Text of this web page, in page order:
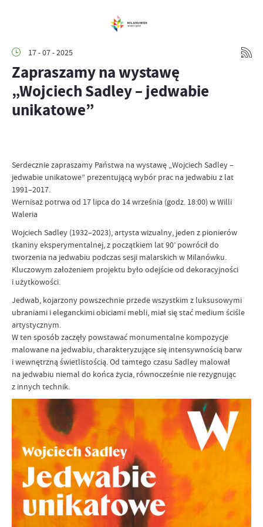
17 - 07 - 2025
Zapraszamy na wystawę
„Wojciech Sadley – jedwabie
unikatowe”
Serdecznie zapraszamy Państwa na wystawę „Wojciech Sadley –
jedwabie unikatowe” prezentującą wybór prac na jedwabiu z lat
1991–2017.
Wernisaż potrwa od 17 lipca do 14 września (godz. 18:00) w Willi
Waleria
Wojciech Sadley (1932–2023), artysta wizualny, jeden z pionierów
tkaniny eksperymentalnej, z początkiem lat 90’ powrócił do
tworzenia na jedwabiu podczas sesji malarskich w Milanówku.
Kluczowym założeniem projektu było odejście od dekoracyjności
i użytkowości.
Jedwab, kojarzony powszechnie przede wszystkim z luksusowymi
ubraniami i eleganckimi obiciami mebli, miał się stać medium ściśle
artystycznym.
W ten sposób zaczęły powstawać monumentalne kompozycje
malowane na jedwabiu, charakteryzujące się intensywnością barw
i wewnętrzną świetlistością. Od tamtego czasu Sadley malował
na jedwabiu niemal do końca życia, równocześnie nie rezygnując
z innych technik.